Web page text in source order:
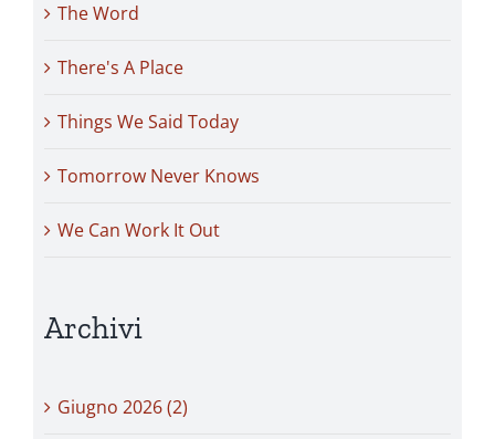
The Word
There's A Place
Things We Said Today
Tomorrow Never Knows
We Can Work It Out
Archivi
Giugno 2026 (2)